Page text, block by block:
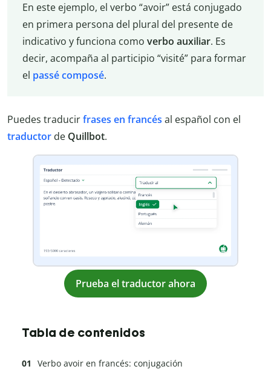
En este ejemplo, el verbo “avoir” está conjugado
en primera persona del plural del presente de
indicativo y funciona como verbo auxiliar. Es
decir, acompaña al participio “visité” para formar
el passé composé.
Puedes traducirfrases en francés al español con el
traductor de Quillbot.
Prueba el traductor ahora
Tabla de contenidos
Verbo avoir en francés: conjugación